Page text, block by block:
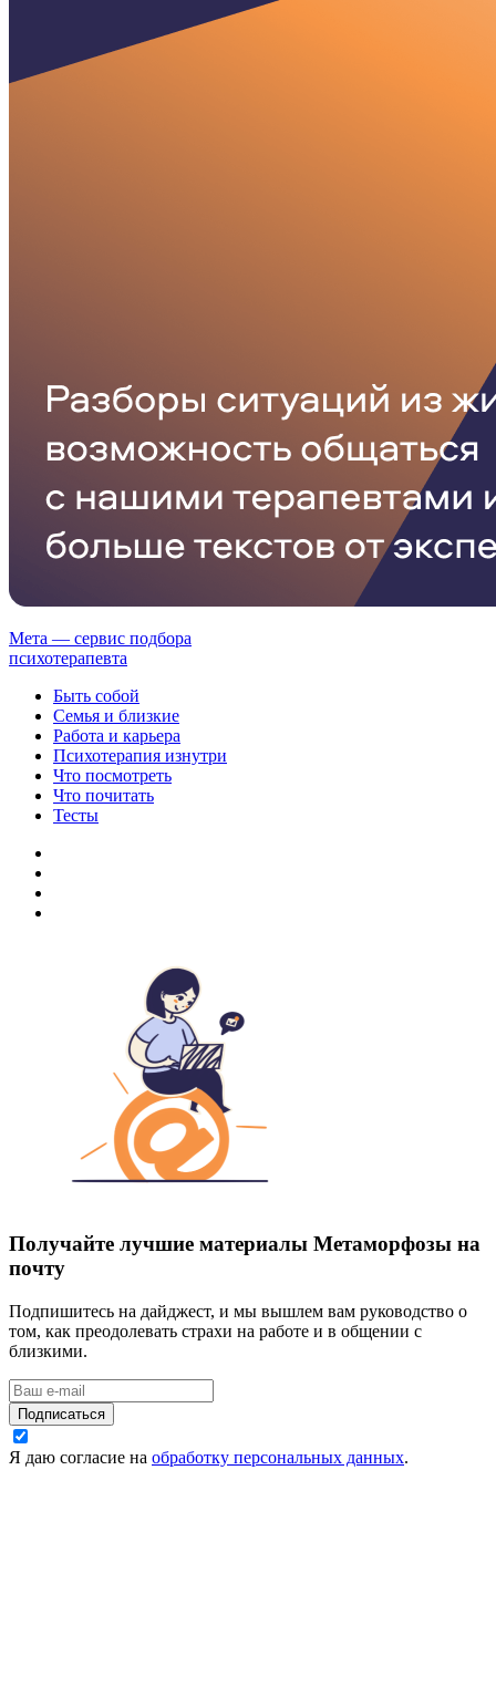
Мета — сервис подбора
психотерапевта
Быть собой
Семья и близкие
Работа и карьера
Психотерапия изнутри
Что посмотреть
Что почитать
Тесты
Получайте лучшие материалы Метаморфозы на
почту
Подпишитесь на дайджест, и мы вышлем вам руководство о
том, как преодолевать страхи на работе и в общении с
близкими.
Подписаться
Я даю согласие на обработку персональных данных.